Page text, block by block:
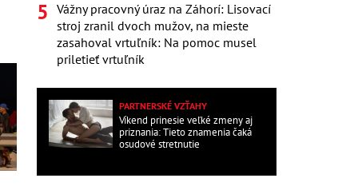
Vážny pracovný úraz na Záhorí: Lisovací
stroj zranil dvoch mužov, na mieste
zasahoval vrtuľník: Na pomoc musel
priletieť vrtuľník
PARTNERSKÉ VZŤAHY
Víkend prinesie veľké zmeny aj
priznania: Tieto znamenia čaká
osudové stretnutie